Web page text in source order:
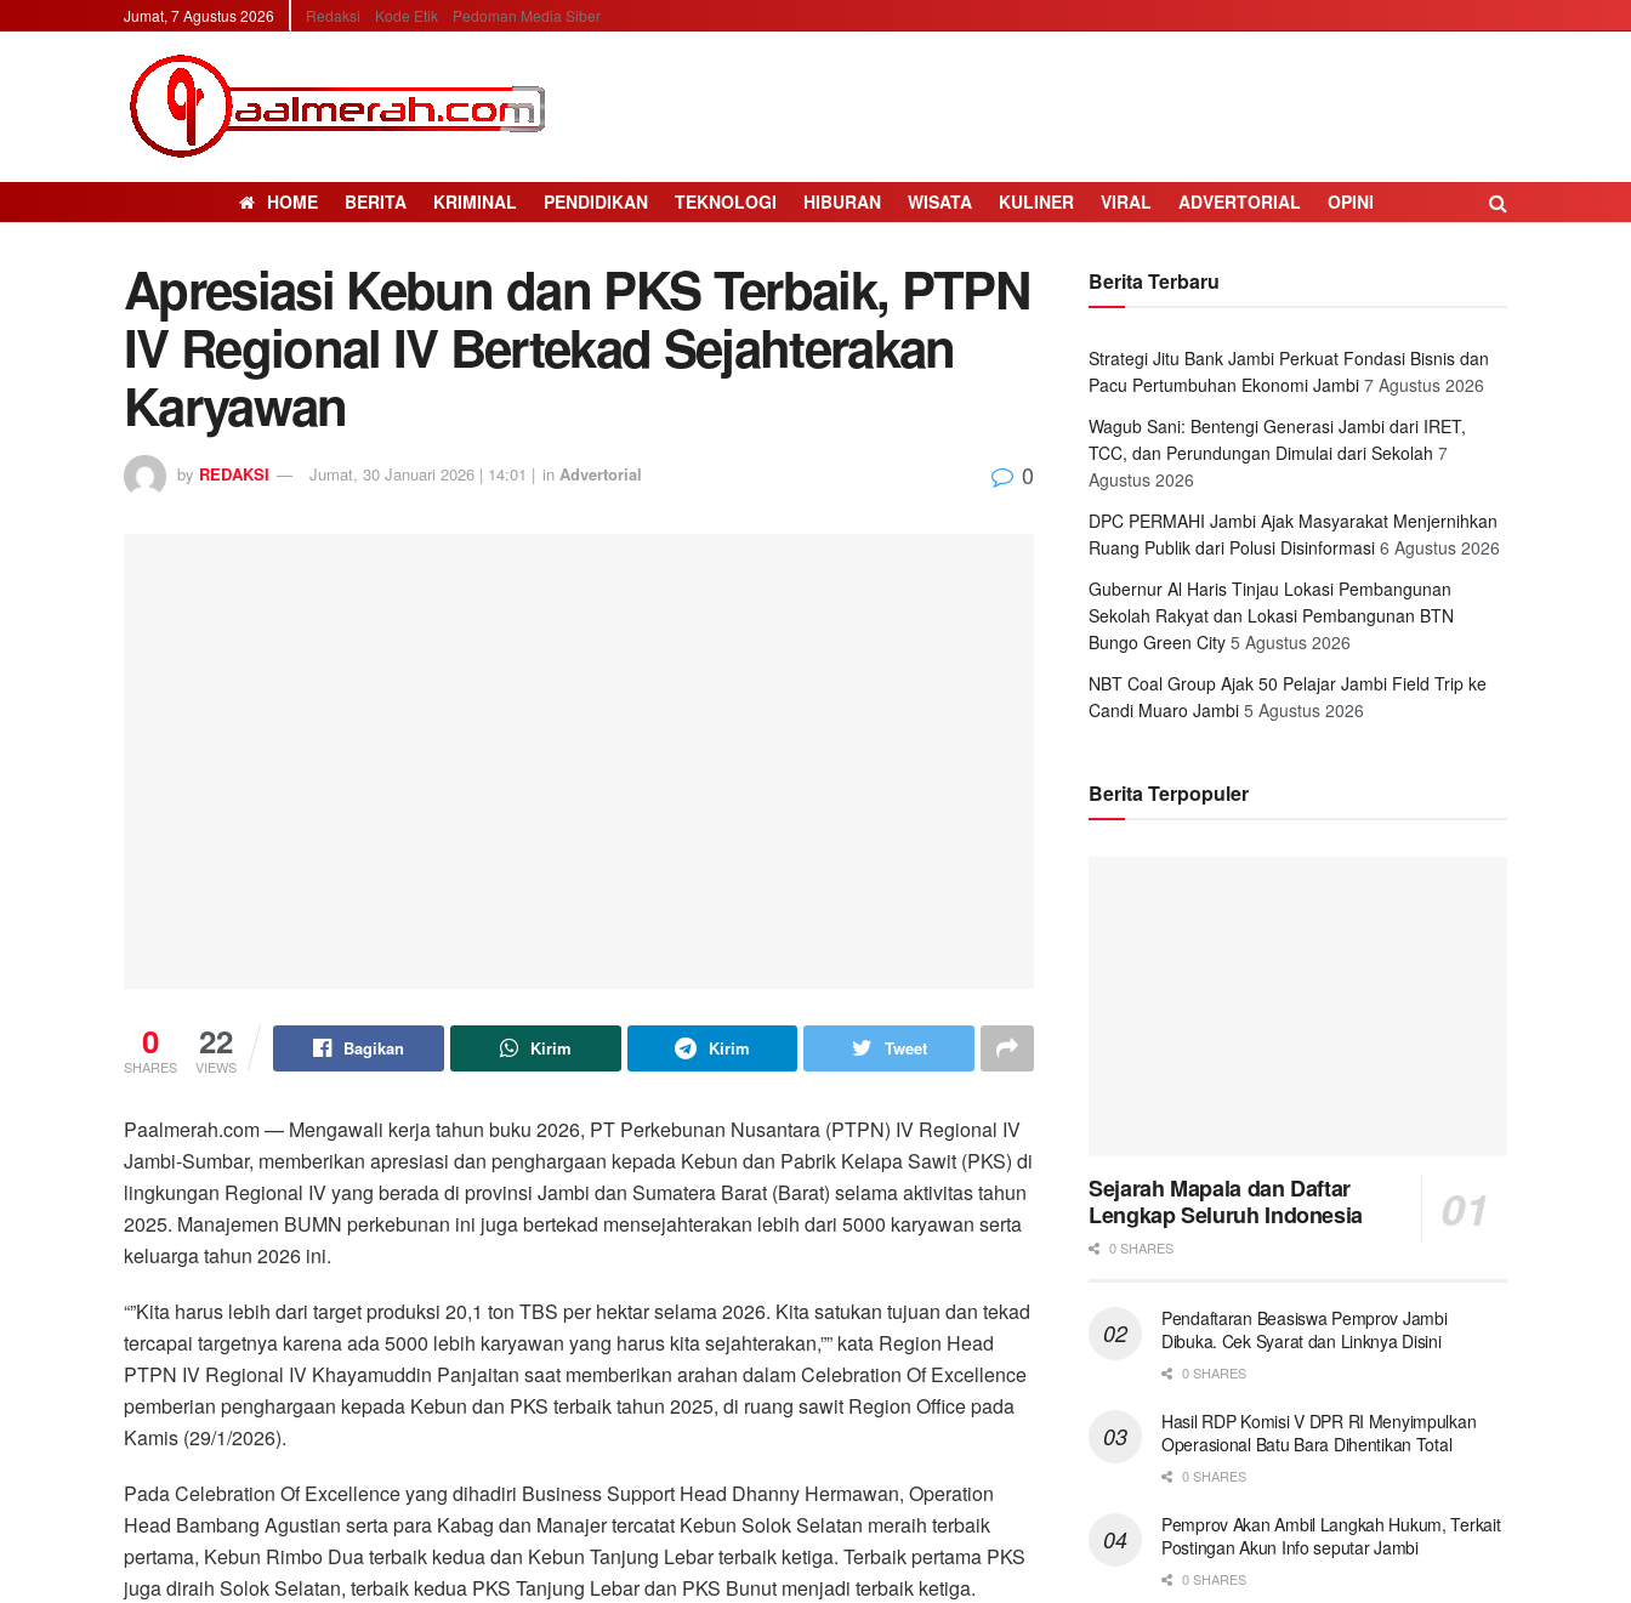
Jumat, 7 Agustus 2026 Redaksi Kode Etik Pedoman Media Siber
HOME BERITA KRIMINAL PENDIDIKAN TEKNOLOGI HIBURAN WISATA KULINER VIRAL ADVERTORIAL OPINI
Apresiasi Kebun dan PKS Terbaik, PTPN
IV Regional IV Bertekad Sejahterakan
Karyawan
by REDAKSI Jumat, 30 Januari 2026 | 14:01 | in Advertorial 0
0
SHARES
22
VIEWS
Bagikan Kirim Kirim Tweet
Paalmerah.com — Mengawali kerja tahun buku 2026, PT Perkebunan Nusantara (PTPN) IV Regional IV
Jambi-Sumbar, memberikan apresiasi dan penghargaan kepada Kebun dan Pabrik Kelapa Sawit (PKS) di
lingkungan Regional IV yang berada di provinsi Jambi dan Sumatera Barat (Barat) selama aktivitas tahun
2025. Manajemen BUMN perkebunan ini juga bertekad mensejahterakan lebih dari 5000 karyawan serta
keluarga tahun 2026 ini.
“”Kita harus lebih dari target produksi 20,1 ton TBS per hektar selama 2026. Kita satukan tujuan dan tekad
tercapai targetnya karena ada 5000 lebih karyawan yang harus kita sejahterakan,”” kata Region Head
PTPN IV Regional IV Khayamuddin Panjaitan saat memberikan arahan dalam Celebration Of Excellence
pemberian penghargaan kepada Kebun dan PKS terbaik tahun 2025, di ruang sawit Region Office pada
Kamis (29/1/2026).
Pada Celebration Of Excellence yang dihadiri Business Support Head Dhanny Hermawan, Operation
Head Bambang Agustian serta para Kabag dan Manajer tercatat Kebun Solok Selatan meraih terbaik
pertama, Kebun Rimbo Dua terbaik kedua dan Kebun Tanjung Lebar terbaik ketiga. Terbaik pertama PKS
juga diraih Solok Selatan, terbaik kedua PKS Tanjung Lebar dan PKS Bunut menjadi terbaik ketiga.
Berita Terbaru
Strategi Jitu Bank Jambi Perkuat Fondasi Bisnis dan
Pacu Pertumbuhan Ekonomi Jambi 7 Agustus 2026
Wagub Sani: Bentengi Generasi Jambi dari IRET,
TCC, dan Perundungan Dimulai dari Sekolah 7
Agustus 2026
DPC PERMAHI Jambi Ajak Masyarakat Menjernihkan
Ruang Publik dari Polusi Disinformasi 6 Agustus 2026
Gubernur Al Haris Tinjau Lokasi Pembangunan
Sekolah Rakyat dan Lokasi Pembangunan BTN
Bungo Green City 5 Agustus 2026
NBT Coal Group Ajak 50 Pelajar Jambi Field Trip ke
Candi Muaro Jambi 5 Agustus 2026
Berita Terpopuler
Sejarah Mapala dan Daftar
Lengkap Seluruh Indonesia
0 SHARES
Pendaftaran Beasiswa Pemprov Jambi
Dibuka. Cek Syarat dan Linknya Disini
0 SHARES
Hasil RDP Komisi V DPR RI Menyimpulkan
Operasional Batu Bara Dihentikan Total
0 SHARES
Pemprov Akan Ambil Langkah Hukum, Terkait
Postingan Akun Info seputar Jambi
0 SHARES